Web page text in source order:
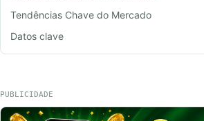
Tendências Chave do Mercado
Datos clave
PUBLICIDADE